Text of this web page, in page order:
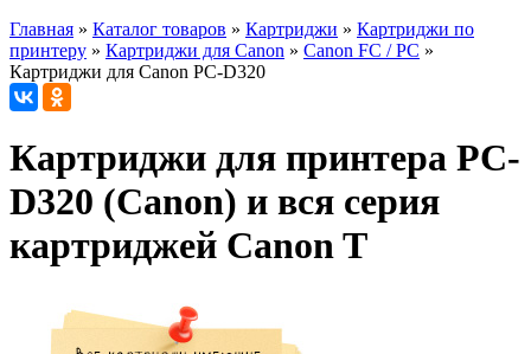
Главная » Каталог товаров » Картриджи » Картриджи по
принтеру » Картриджи для Canon » Canon FC / PC »
Картриджи для Canon PC-D320
Картриджи для принтера PC-
D320 (Canon) и вся серия
картриджей Canon T